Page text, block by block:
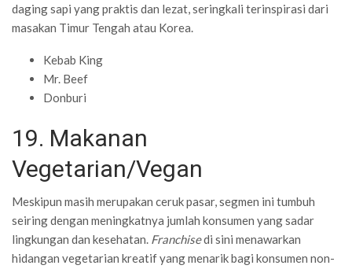
daging sapi yang praktis dan lezat, seringkali terinspirasi dari
masakan Timur Tengah atau Korea.
Kebab King
Mr. Beef
Donburi
19. Makanan
Vegetarian/Vegan
Meskipun masih merupakan ceruk pasar, segmen ini tumbuh
seiring dengan meningkatnya jumlah konsumen yang sadar
lingkungan dan kesehatan. Franchisedi sini menawarkan
hidangan vegetarian kreatif yang menarik bagi konsumen non-